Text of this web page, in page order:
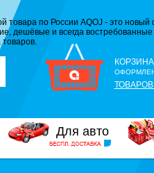
товара по России AQOJ - это
дешёвые и всегда
товаров.
Для авто